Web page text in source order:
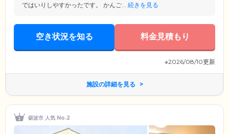
ではいりしやすかったです。 かんご... 続きを見る
空き状況を知る 料金見積もり
※2026/08/10更新
施設の詳細を見る
砺波市 人気 No.2